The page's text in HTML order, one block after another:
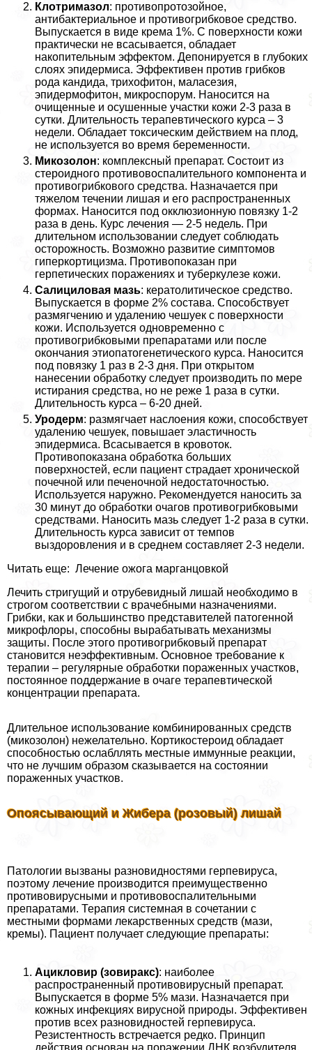
Клотримaзoл: противопротозойное,
антибактериальное и противогрибковое средство.
Выпускается в виде крема 1%. С поверхности кожи
пpaктически не всасывается, обладает
накопительным эффектом. Депонируется в глубоких
слоях эпидермиса. Эффективен против грибков
рода кандида, трихофитон, маласезия,
эпидермофитон, микроспорум. Наносится на
очищенные и осушенные участки кожи 2-3 раза в
сутки. Длительность терапевтического курса – 3
недели. Обладает токсическим действием на плод,
не используется во время беременности.
Микозолон: комплексный препарат. Состоит из
стероидного противовоспалительного компонента и
противогрибкового средства. Назначается при
тяжелом течении лишая и его распространенных
формах. Наносится под окклюзионную повязку 1-2
раза в день. Курс лечения — 2-5 недель. При
длительном использовании следует соблюдать
осторожность. Возможно развитие симптомов
гиперкортицизма. Противопоказан при
герпетических поражениях и туберкулезе кожи.
Салициловая мазь: кератолитическое средство.
Выпускается в форме 2% состава. Способствует
размягчению и удалению чешуек с поверхности
кожи. Используется одновременно с
противогрибковыми препаратами или после
окончания этиопатогенетического курса. Наносится
под повязку 1 раз в 2-3 дня. При открытом
нанесении обработку следует производить по мере
истирания средства, но не реже 1 раза в сутки.
Длительность курса – 6-20 дней.
Уродерм: размягчает наслоения кожи, способствует
удалению чешуек, повышает эластичность
эпидермиса. Всасывается в кровоток.
Противопоказана обработка больших
поверхностей, если пациент страдает хронической
почечной или печеночной недостаточностью.
Используется наружно. Рекомендуется наносить за
30 минут до обработки очагов противогрибковыми
средствами. Наносить мазь следует 1-2 раза в сутки.
Длительность курса зависит от темпов
выздоровления и в среднем составляет 2-3 недели.
Читать еще: Лечение ожога марганцовкой
Лечить стригущий и отрубевидный лишай необходимо в
строгом соответствии с врачебными назначениями.
Грибки, как и большинство представителей патогенной
микрофлоры, способны выpaбатывать механизмы
защиты. После этого противогрибковый препарат
становится неэффективным. Основное требование к
терапии – регулярные обработки пораженных участков,
постоянное поддержание в очаге терапевтической
концентрации препарата.
Длительное использование комбинированных средств
(микозолон) нежелательно. Кортикостероид обладает
способностью ослабллять местные иммунные реакции,
что не лучшим образом сказывается на состоянии
пораженных участков.
Опоясывающий и Жибера (розовый) лишай
Патологии вызваны разновидностями герпевируса,
поэтому лечение производится преимущественно
противовирусными и противовоспалительными
препаратами. Терапия системная в сочетании с
местными формами лекарственных средств (мази,
кремы). Пациент получает следующие препараты:
Ацикловир (зовиpaкс): наиболее
распространенный противовирусный препарат.
Выпускается в форме 5% мази. Назначается при
кожных инфекциях вирусной природы. Эффективен
против всех разновидностей герпевируса.
Резистентность встречается редко. Принцип
действия основан на поражении ДНК возбудителя,